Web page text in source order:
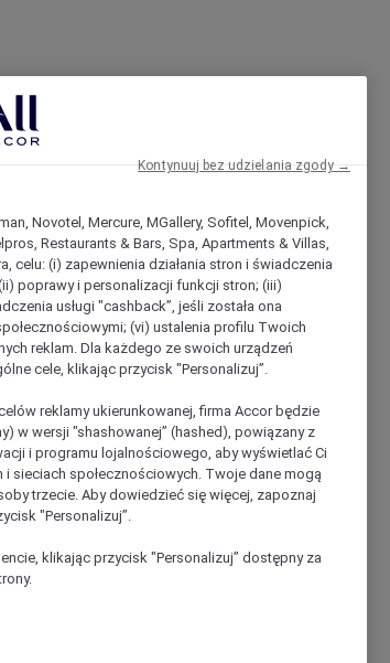
Novotel, Mercure, MGallery, Sofitel, Movenpick,
Restaurants & Bars, Spa, Apartments & Villas,
celu: (i) zapewnienia działania stron i świadczenia
poprawy i personalizacji funkcji stron; (iii)
usługi "cashback”, jeśli została ona
(vi) ustalenia profilu Twoich
reklam. Dla każdego ze swoich urządzeń
cele, klikając przycisk "Personalizuj”.
reklamy ukierunkowanej, firma Accor będzie
w wersji "shashowanej” (hashed), powiązany z
i programu lojalnościowego, aby wyświetlać Ci
sieciach społecznościowych. Twoje dane mogą
trzecie. Aby dowiedzieć się więcej, zapoznaj
"Personalizuj”.
klikając przycisk "Personalizuj” dostępny za
Kontynuuj bez udzielania zgody →